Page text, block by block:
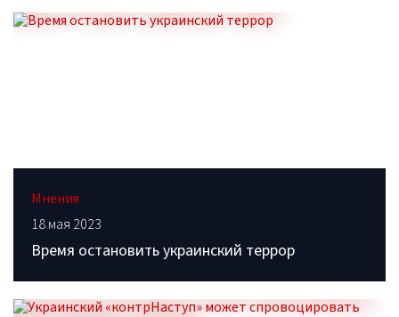
Мнения
18 мая 2023
Время остановить украинский террор